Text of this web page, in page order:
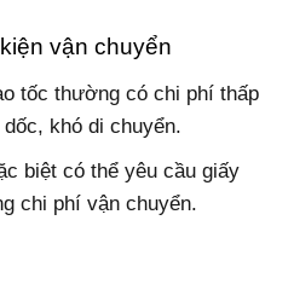
vận chuyển
tốc thường có chi phí thấp
khó di chuyển.
biệt có thể yêu cầu giấy
chi phí vận chuyển.